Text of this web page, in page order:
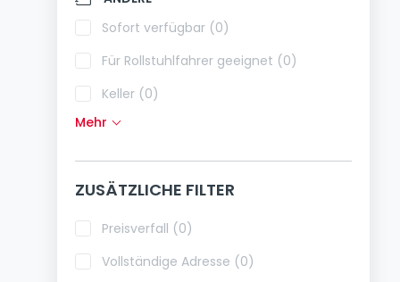
Klimaanlagen (0)
Glasfaser (0)
Sofort verfügbar (0)
Für Rollstuhlfahrer geeignet (0)
Keller (0)
Dachboden (0)
Fahrstuhl (0)
immobilienleibrente (0)
Ferienimmobilien (0)
Mehr
ZUSÄTZLICHE FILTER
Preisverfall (0)
Vollständige Adresse (0)